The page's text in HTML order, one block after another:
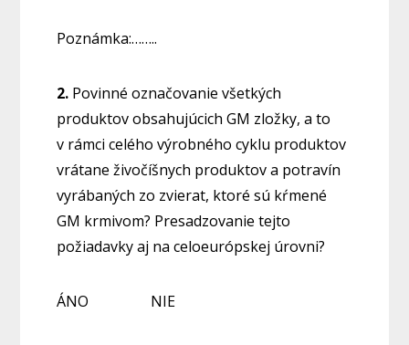
Poznámka:……..
2. Povinné označovanie všetkých
produktov obsahujúcich GM zložky, a to
v rámci celého výrobného cyklu produktov
vrátane živočíšnych produktov a potravín
vyrábaných zo zvierat, ktoré sú kŕmené
GM krmivom? Presadzovanie tejto
požiadavky aj na celoeurópskej úrovni?
ÁNO NIE